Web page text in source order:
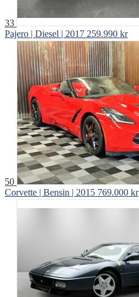
33
Pajero | Diesel | 2017 259.990 kr
50
Corvette | Bensin | 2015 769.000 kr